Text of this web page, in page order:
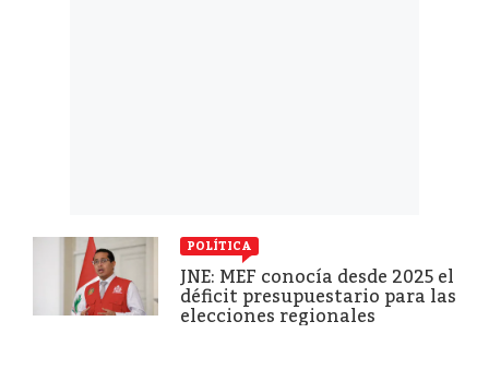
POLÍTICA
JNE: MEF conocía desde 2025 el
déficit presupuestario para las
elecciones regionales